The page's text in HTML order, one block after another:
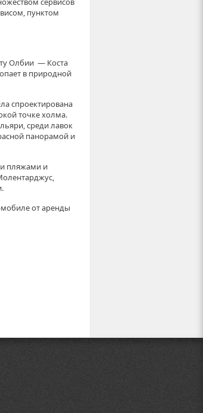
пунктом
Олбии — Коста
в природной
спроектирована
точке холма.
среди лавок
панорамой и
пляжами и
от аренды